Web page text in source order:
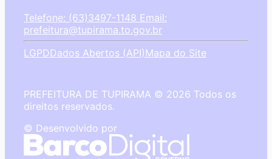
Telefone: (63)3497-1148 Email:
prefeitura@tupirama.to.gov.br
LGPDDados Abertos (API)Mapa do Site
PREFEITURA DE TUPIRAMA © 2026 Todos os
direitos reservados.
© Desenvolvido por